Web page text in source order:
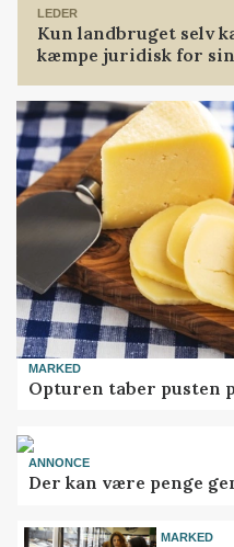
LEDER
Kun landbruget selv
kæmpe juridisk for
MARKED
Opturen taber pusten
ANNONCE
Der kan være penge
MARKED